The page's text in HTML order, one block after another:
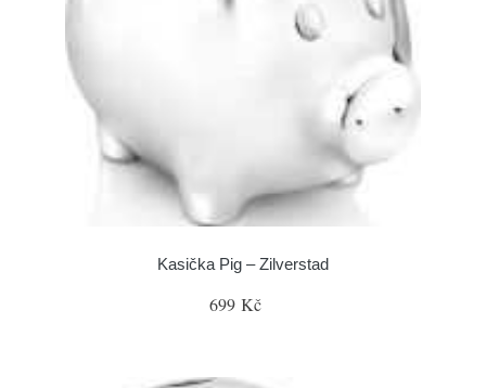
Kasička Pig – Zilverstad
699 Kč